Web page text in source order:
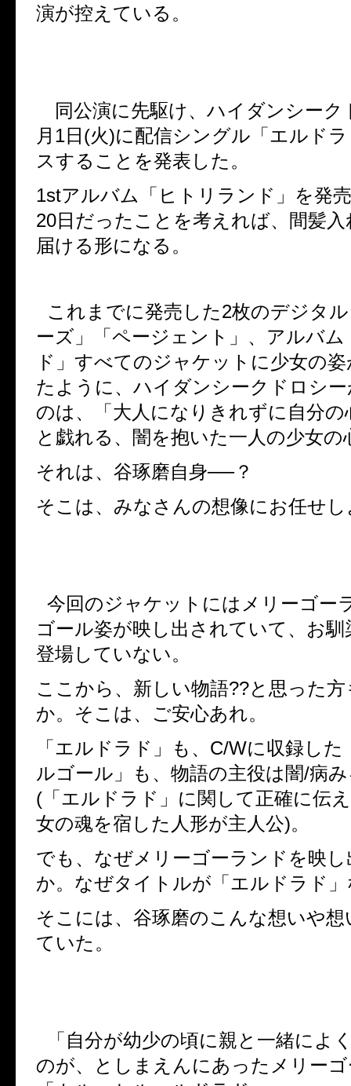
演が控えている。
同公演に先駆け、ハイダンシーク
月 1日 (火)に配信シングル「エルド
スすることを発表した。
1stアルバム「ヒトリランド」を発
20日だったことを考えれば、間髪
届ける形になる。
これまでに発売した2枚のデジタ
ーズ」「ページェント」、アルバ
ド」すべてのジャケットに少女の
たように、ハイダンシークドロシ
のは、「大人になりきれずに自分の
と戯れる、闇を抱いた一人の少女の
それは、谷琢磨自身──？
そこは、みなさんの想像にお任せ
今回のジャケットにはメリーゴー
ゴール姿が映し出されていて、お
登場していない。
ここから、新しい物語??と思った
か。そこは、ご安心あれ。
「エルドラド」も、 C/Wに収録した
ルゴール」も、物語の主役は闇/病
( 「エルドラド」に関して正確に伝
女の魂を宿した人形が主人公)。
でも、なぜメリーゴーランドを映
か。なぜタイトルが「エルドラド
そこには、谷琢磨のこんな想いや
ていた。
「自分が幼少の頃に親と一緒によ
のが、としまえんにあったメリー